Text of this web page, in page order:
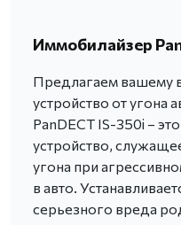
Иммобилайзер
Предлагаем вашему
устройство от угона
PanDECT IS-350i –
устройство,
угона при
в авто.
серьезного вреда